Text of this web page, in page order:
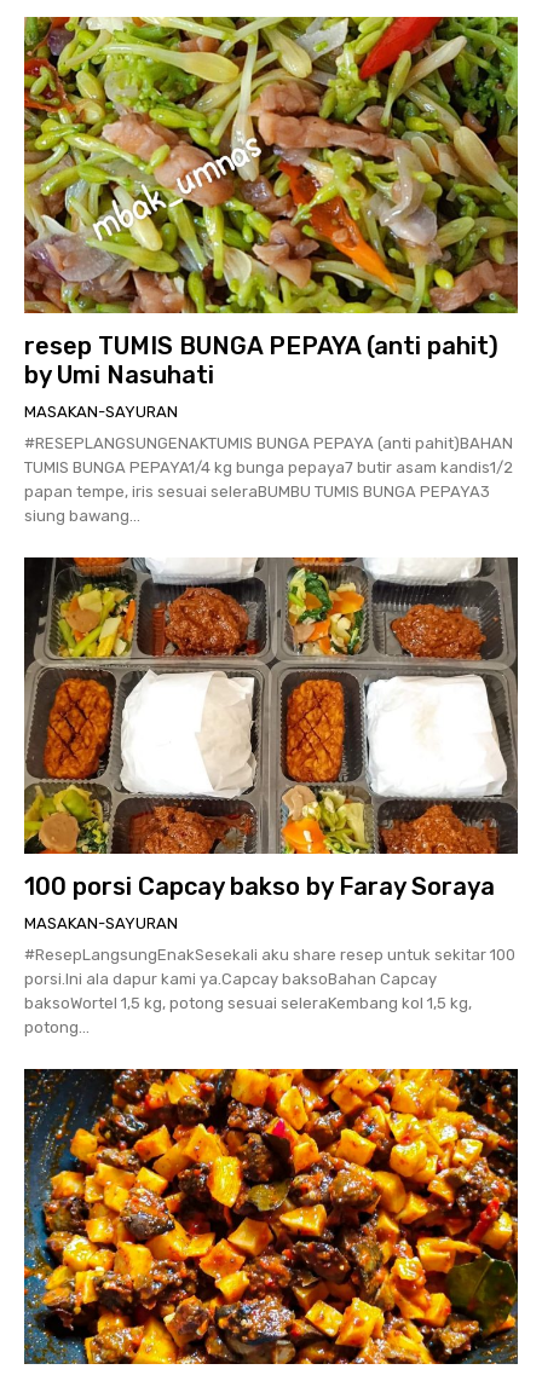
resep TUMIS BUNGA PEPAYA (anti pahit)
by Umi Nasuhati
MASAKAN-SAYURAN
#RESEPLANGSUNGENAKTUMIS BUNGA PEPAYA (anti pahit)BAHAN
TUMIS BUNGA PEPAYA1/4 kg bunga pepaya7 butir asam kandis1/2
papan tempe, iris sesuai seleraBUMBU TUMIS BUNGA PEPAYA3
siung bawang...
100 porsi Capcay bakso by Faray Soraya
MASAKAN-SAYURAN
#ResepLangsungEnakSesekali aku share resep untuk sekitar 100
porsi.Ini ala dapur kami ya.Capcay baksoBahan Capcay
baksoWortel 1,5 kg, potong sesuai seleraKembang kol 1,5 kg,
potong...